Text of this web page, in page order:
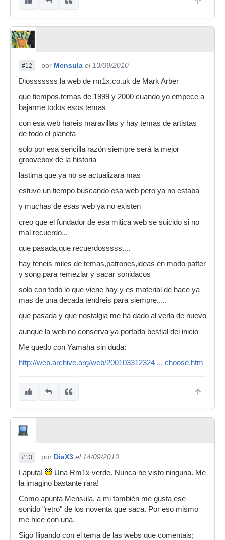
#12 por Mensula el 13/09/2010
Diosssssss la web de rm1x.co.uk de Mark Arber
que tiempos,temas de 1999 y 2000 cuando yo empece a
bajarme todos esos temas
con esa web hareis maravillas y hay temas de artistas
de todo el planeta
solo por esa sencilla razón siempre será la mejor
groovebox de la historia
lastima que ya no se actualizara mas
estuve un tiempo buscando esa web pero ya no estaba
y muchas de esas web ya no existen
creo que el fundador de esa mitica web se suicido si no
mal recuerdo...
que pasada,que recuerdosssss....
hay teneis miles de temas,patrones,ideas en modo patter
y song para remezlar y sacar sonidacos
solo con todo lo que viene hay y es material de hace ya
mas de una decada tendreis para siempre.....
que pasada y que nostalgia me ha dado al verla de nuevo
aunque la web no conserva ya portada bestial del inicio
Me quedo con Yamaha sin duda:
http://web.archive.org/web/200103312324 ... choose.htm
#13 por DisX3 el 14/09/2010
Laputa!
Una Rm1x verde. Nunca he visto ninguna. Me
la imagino bastante rara!
Como apunta Mensula, a mi también me gusta ese
sonido "retro" de los noventa que saca. Por eso mismo
me hice con una.
Sigo flipando con el tema de las webs que comentais;